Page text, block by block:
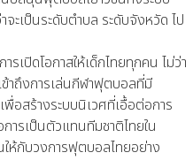
ะเป็นระดับตำบล ระดับจังหวัด ไป
เปิดโอกาสให้เด็กไทยทุกคน ไม่ว่า
ข้าถึงการเล่นกีฬาฟุตบอลที่มี
อสร้างระบบนิเวศที่เอื้อต่อการ
ารเป็นตัวแทนทีมชาติไทยใน
ห้กับวงการฟุตบอลไทยอย่าง